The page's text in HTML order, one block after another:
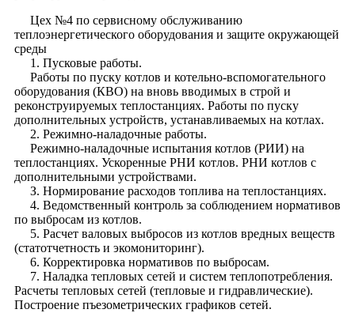
Цех №4 по сервисному обслуживанию
теплоэнергетического оборудования и защите окружающей
среды
1. Пусковые работы.
Работы по пуску котлов и котельно-вспомогательного
оборудования (КВО) на вновь вводимых в строй и
реконструируемых теплостанциях. Работы по пуску
дополнительных устройств, устанавливаемых на котлах.
2. Режимно-наладочные работы.
Режимно-наладочные испытания котлов (РИИ) на
теплостанциях. Ускоренные РНИ котлов. РНИ котлов с
дополнительными устройствами.
З. Нормирование расходов топлива на теплостанциях.
4. Ведомственный контроль за соблюдением нормативов
по выбросам из котлов.
5. Расчет валовых выбросов из котлов вредных веществ
(статотчетность и экомониторинг).
6. Корректировка нормативов по выбросам.
7. Наладка тепловых сетей и систем теплопотребления.
Расчеты тепловых сетей (тепловые и гидравлические).
Построение пъезометрических графиков сетей.